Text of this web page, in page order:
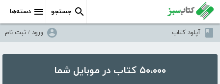
دسته‌ها جستجو
آپلود کتاب ورود / ثبت نام
۵۰،۰۰۰ کتاب در موبایل شما